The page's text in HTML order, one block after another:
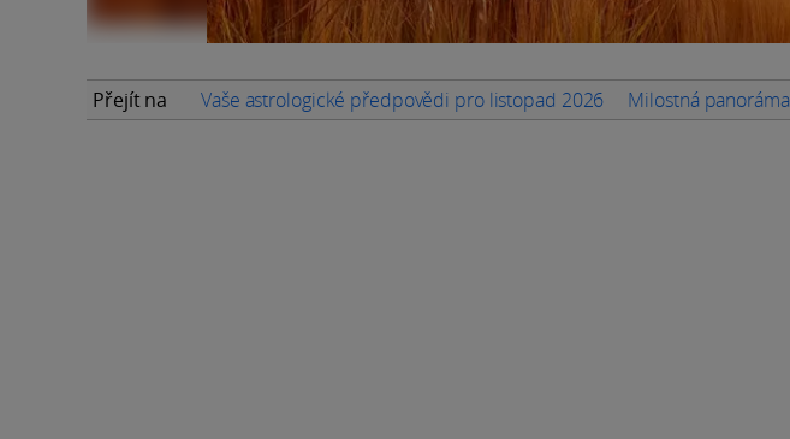
Přejít na Vaše astrologické předpovědi pro listopad 2026 Milostná panoráma